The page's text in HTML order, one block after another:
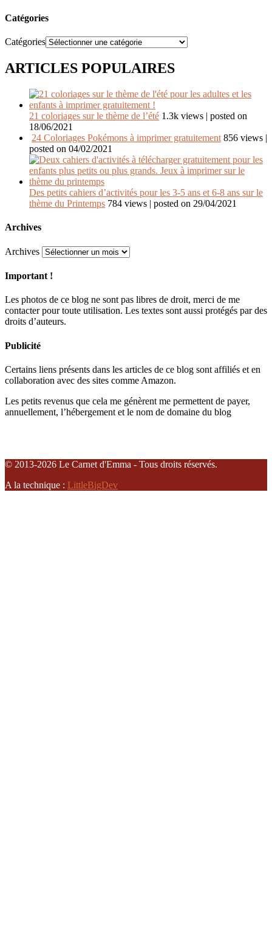
Catégories
Catégories
ARTICLES POPULAIRES
21 coloriages sur le thème de l’été 1.3k views | posted on
18/06/2021
24 Coloriages Pokémons à imprimer gratuitement 856 views |
posted on 04/02/2021
Des petits cahiers d’activités pour les 3-5 ans et 6-8 ans sur le
thème du Printemps 784 views | posted on 29/04/2021
Archives
Archives
Important !
Les photos de ce blog ne sont pas libres de droit, merci de me
contacter pour toute utilisation. Les textes sont aussi protégés par des
droits d’auteurs.
Publicité
Certains liens présents dans les articles de ce blog sont affiliés et en
collaboration avec des sites comme Amazon.
Les petits revenus que cela me génèrent me permettent de payer,
annuellement, l’hébergement et le nom de domaine du blog
© 2013-2026 Le Carnet d'Emma - Tous droits réservés.
A la technique : LittleBigDev